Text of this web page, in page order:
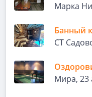
Марка
Банный
СТ
Мира, 23